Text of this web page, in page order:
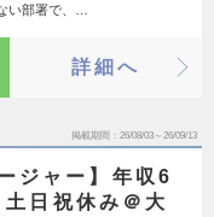
い部署で、…
詳細へ
掲載期間 26/08/03～26/09/13
ジャー】年収6
日祝休み＠大